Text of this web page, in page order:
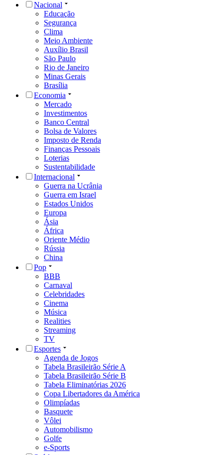
Nacional
Educação
Segurança
Clima
Meio Ambiente
Auxílio Brasil
São Paulo
Rio de Janeiro
Minas Gerais
Brasília
Economia
Mercado
Investimentos
Banco Central
Bolsa de Valores
Imposto de Renda
Finanças Pessoais
Loterias
Sustentabilidade
Internacional
Guerra na Ucrânia
Guerra em Israel
Estados Unidos
Europa
Ásia
África
Oriente Médio
Rússia
China
Pop
BBB
Carnaval
Celebridades
Cinema
Música
Realities
Streaming
TV
Esportes
Agenda de Jogos
Tabela Brasileirão Série A
Tabela Brasileirão Série B
Tabela Eliminatórias 2026
Copa Libertadores da América
Olimpíadas
Basquete
Vôlei
Automobilismo
Golfe
e-Sports